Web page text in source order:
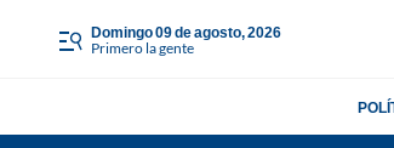
domingo 09 de agosto, 2026
Primero la gente